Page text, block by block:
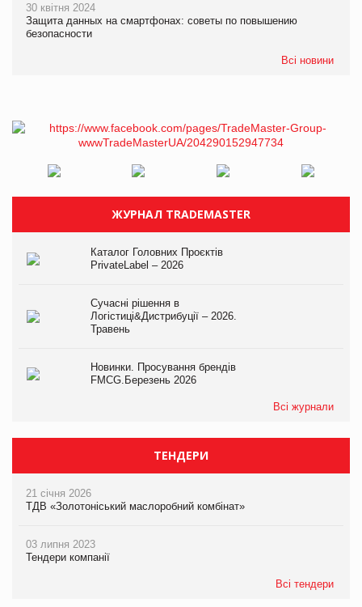
30 квітня 2024
Защита данных на смартфонах: советы по повышению
безопасности
Всі новини
ЖУРНАЛ TRADEMASTER
Каталог Головних Проєктів
PrivateLabel – 2026
Сучасні рішення в
Логістиці&Дистрибуції – 2026.
Травень
Новинки. Просування брендів
FMCG.Березень 2026
Всі журнали
ТЕНДЕРИ
21 січня 2026
ТДВ «Золотоніський маслоробний комбінат»
03 липня 2023
Тендери компанії
Всі тендери